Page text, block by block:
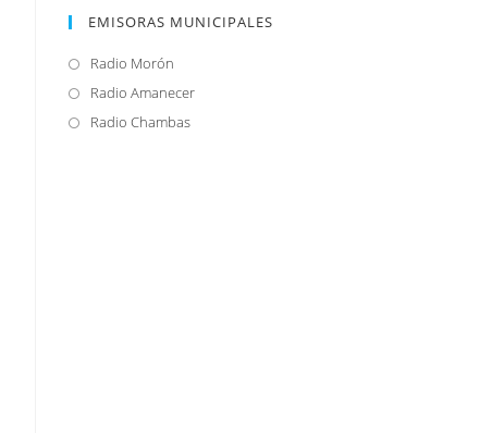
EMISORAS MUNICIPALES
Radio Morón
abre
en
Radio AmanecerSe
Radio ChambasSe